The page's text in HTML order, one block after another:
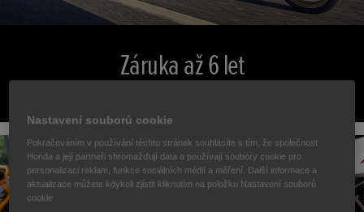
Záruka až 6 let
Nastavení souborů cookie
Pokračováním v používání těchto stránek souhlasíte s tím, že společnost
Honda a její partneři shromažďují data a používají soubory cookie pro
personalizaci reklam, funkce sociálních médií a měření. Další informace a
aktualizace můžete kdykoli zjistit kliknutím na položku Nastavení souborů
cookie